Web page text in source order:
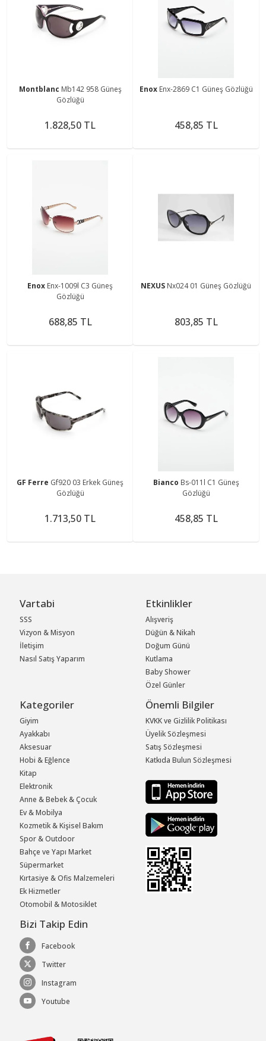
Montblanc Mb142 958 Güneş
Gözlüğü
1.828,50 TL
Enox Enx-2869 C1 Güneş Gözlüğü
458,85 TL
Enox Enx-1009l C3 Güneş
Gözlüğü
688,85 TL
NEXUS Nx024 01 Güneş Gözlüğü
803,85 TL
GF Ferre Gf920 03 Erkek Güneş
Gözlüğü
1.713,50 TL
Bianco Bs-011l C1 Güneş
Gözlüğü
458,85 TL
Vartabi
SSS
Vizyon & Misyon
İletişim
Nasıl Satış Yaparım
Etkinlikler
Alışveriş
Düğün & Nikah
Doğum Günü
Kutlama
Baby Shower
Özel Günler
Kategoriler
Giyim
Ayakkabı
Aksesuar
Hobi & Eğlence
Kitap
Elektronik
Anne & Bebek & Çocuk
Ev & Mobilya
Kozmetik & Kişisel Bakım
Spor & Outdoor
Bahçe ve Yapı Market
Süpermarket
Kırtasiye & Ofis Malzemeleri
Ek Hizmetler
Otomobil & Motosiklet
Önemli Bilgiler
KVKK ve Gizlilik Politikası
Üyelik Sözleşmesi
Satış Sözleşmesi
Katkıda Bulun Sözleşmesi
Bizi Takip Edin
Facebook
Twitter
Instagram
Youtube